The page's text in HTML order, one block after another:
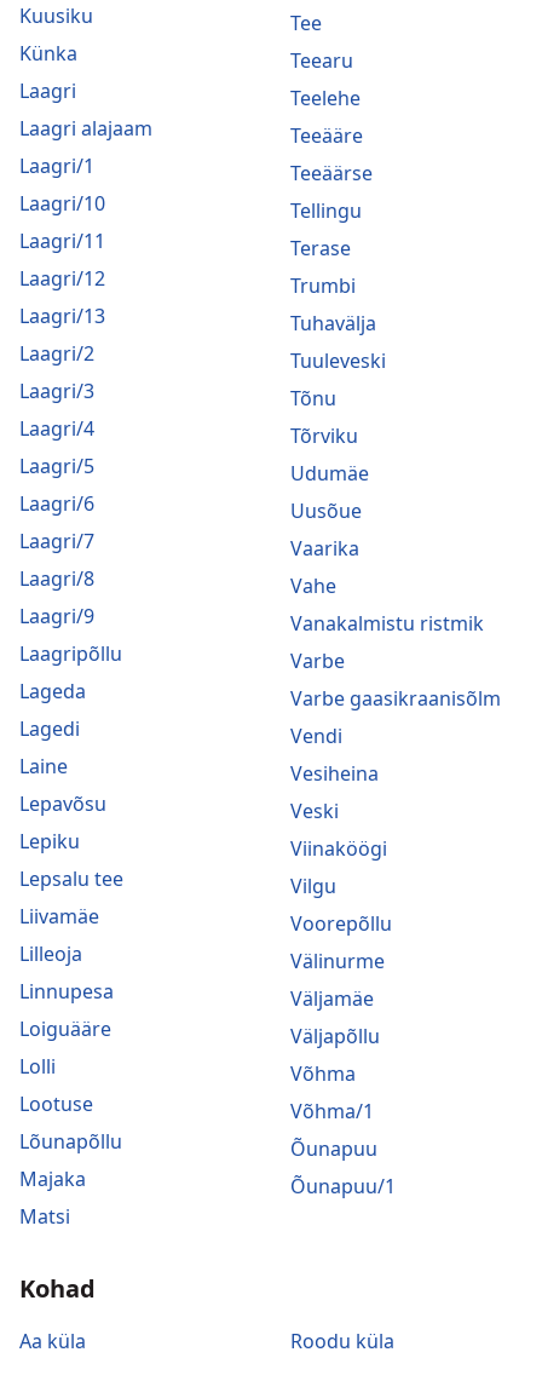
Kuusiku
Künka
Laagri
Laagri alajaam
Laagri/1
Laagri/10
Laagri/11
Laagri/12
Laagri/13
Laagri/2
Laagri/3
Laagri/4
Laagri/5
Laagri/6
Laagri/7
Laagri/8
Laagri/9
Laagripõllu
Lageda
Lagedi
Laine
Lepavõsu
Lepiku
Lepsalu tee
Liivamäe
Lilleoja
Linnupesa
Loiguääre
Lolli
Lootuse
Lõunapõllu
Majaka
Matsi
Tee
Teearu
Teelehe
Teeääre
Teeäärse
Tellingu
Terase
Trumbi
Tuhavälja
Tuuleveski
Tõnu
Tõrviku
Udumäe
Uusõue
Vaarika
Vahe
Vanakalmistu ristmik
Varbe
Varbe gaasikraanisõlm
Vendi
Vesiheina
Veski
Viinaköögi
Vilgu
Voorepõllu
Välinurme
Väljamäe
Väljapõllu
Võhma
Võhma/1
Õunapuu
Õunapuu/1
Kohad
Aa küla Roodu küla